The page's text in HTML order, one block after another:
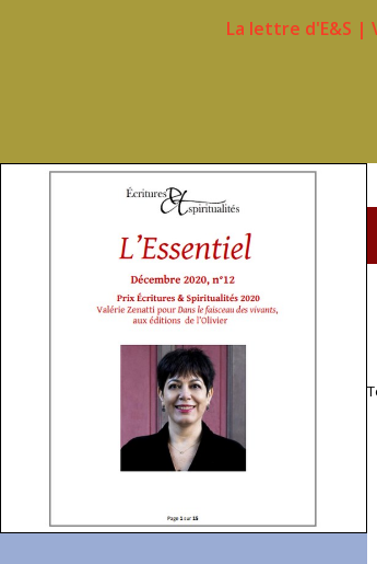
La lettre d'E&S |